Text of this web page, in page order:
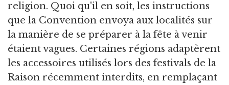
religion. Quoi qu'il en soit, les instructions
que la Convention envoya aux localités sur
la manière de se préparer à la fête à venir
étaient vagues. Certaines régions adaptèrent
les accessoires utilisés lors des festivals de la
Raison récemment interdits, en remplaçant